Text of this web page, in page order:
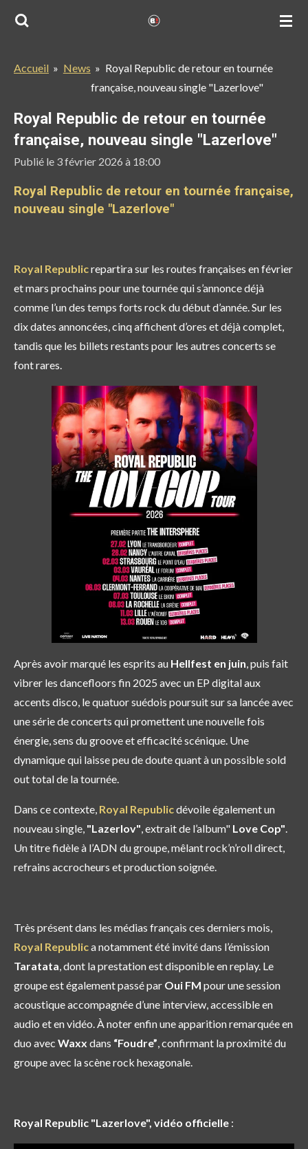
Passer
principal
Accueil » News » Royal Republic de retour en tournée
française, nouveau single "Lazerlove"
Royal Republic de retour en tournée
française, nouveau single "Lazerlove"
Publié le 3 février 2026 à 18:00
Royal Republic de retour en tournée française,
nouveau single "Lazerlove"
Royal Republicrepartira sur les routes françaises enfévrier
et mars prochains pour une tournée qui s’annonce déjà
comme l’un des temps forts rock du début d’année. Sur les
dix dates annoncées, cinq affichent d’ores et déjà complet,
tandis que les billets restants pour les autres concerts se
font rares.
Après avoir marqué les esprits au Hellfest en juin , puis fait
vibrer les dancefloors fin 2025 avec un EP digital aux
accents disco, le quatuor suédois poursuit sur sa lancée avec
une série de concerts qui promettent une nouvelle fois
énergie, sens du groove et efficacité scénique. Une
dynamique qui laisse peu de doute quant à un possible sold
out total de la tournée.
Dans ce contexte, Royal Republicdévoile également un
nouveau single, "Lazerlov" , extrait de l’album" Love Cop"
Un titre fidèle à l’ADN du groupe, mêlant rock’n’roll direct,
refrains accrocheurs et production soignée.
Très présent dans les médias français ces derniers mois,
Royal Republica notamment été invité dans l’émission
Taratata , dont la prestation est disponible en replay. Le
groupe est également passé par Oui FM pour une session
acoustique accompagnée d’une interview, accessible en
audio et en vidéo. À noter enfin une apparition remarquéeen
duo avec Waxx dans “Foudre” , confirmant la proximité du
groupe avec la scène rock hexagonale.
Royal Republic "Lazerlove", vidéo officielle :